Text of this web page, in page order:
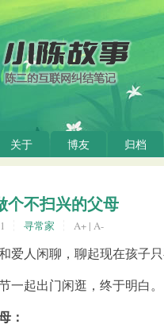
关于 博友 归档
个不扫兴的父母
寻常家 A+ | A-
爱人闲聊，聊起现在孩子
一起出门闲逛，终于明白。
：